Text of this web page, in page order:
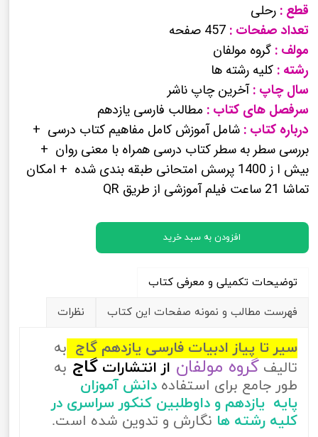
قطع : رحلی
تعداد صفحات : 457 صفحه
مولف : گروه مولفان
رشته : کلیه رشته ها
سال چاپ :آخرین چاپ ناشر
سرفصل های کتاب : مطالب فارسی یازدهم
درباره کتاب : شامل آموزش کامل مفاهیم کتاب درسی +
بررسی سطر به سطر کتاب درسی همراه با معنی روان +
بیش ا ز 1400 پرسش امتحانی طبقه بندی شده + امکان
تماشا 21 ساعت فیلم آموزشی از طریق QR
افزودن به سبد خرید
توضیحات تکمیلی و معرفی کتاب
فهرست مطالب و نمونه صفحات این کتاب
نظرات
سیر تا پیاز ادبیات فارسی یازدهم گاج به
تالیف گروه مولفان از انتشارات گاج به
طور جامع برای استفاده دانش آموزان
پایه یازدهم و داوطلبین کنکور سراسری در
کلیه رشته ها نگارش و تدوین شده است.